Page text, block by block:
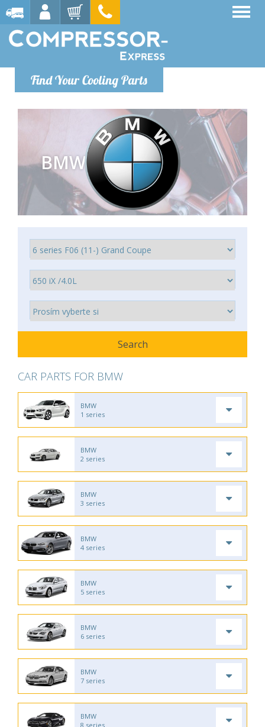
Find Your Cooling Parts
BMW
CAR PARTS FOR BMW
BMW
1 series
BMW
2 series
BMW
3 series
BMW
4 series
BMW
5 series
BMW
6 series
BMW
7 series
BMW
8 series